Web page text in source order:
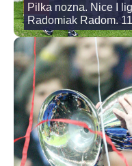
Pilka nozna. Nice I
Radomiak Radom.